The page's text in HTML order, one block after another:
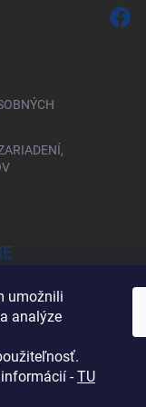
umožnili
analýze
-TU